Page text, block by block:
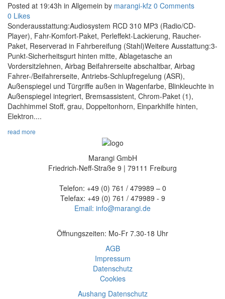
Posted at 19:43h in Allgemein by marangi-kfz 0 Comments
0 Likes
Sonderausstattung:Audiosystem RCD 310 MP3 (Radio/CD-
Player), Fahr-Komfort-Paket, Perleffekt-Lackierung, Raucher-
Paket, Reserverad in Fahrbereifung (Stahl)Weitere Ausstattung:3-
Punkt-Sicherheitsgurt hinten mitte, Ablagetasche an
Vordersitzlehnen, Airbag Beifahrerseite abschaltbar, Airbag
Fahrer-/Beifahrerseite, Antriebs-Schlupfregelung (ASR),
Außenspiegel und Türgriffe außen in Wagenfarbe, Blinkleuchte in
Außenspiegel integriert, Bremsassistent, Chrom-Paket (1),
Dachhimmel Stoff, grau, Doppeltonhorn, Einparkhilfe hinten,
Elektron....
read more
Marangi GmbH
Friedrich-Neff-Straße 9 | 79111 Freiburg
Telefon: +49 (0) 761 / 479989 – 0
Telefax: +49 (0) 761 / 479989 - 9
Email: info@marangi.de
Öffnungszeiten: Mo-Fr 7.30-18 Uhr
AGB
Impressum
Datenschutz
Cookies
Aushang Datenschutz